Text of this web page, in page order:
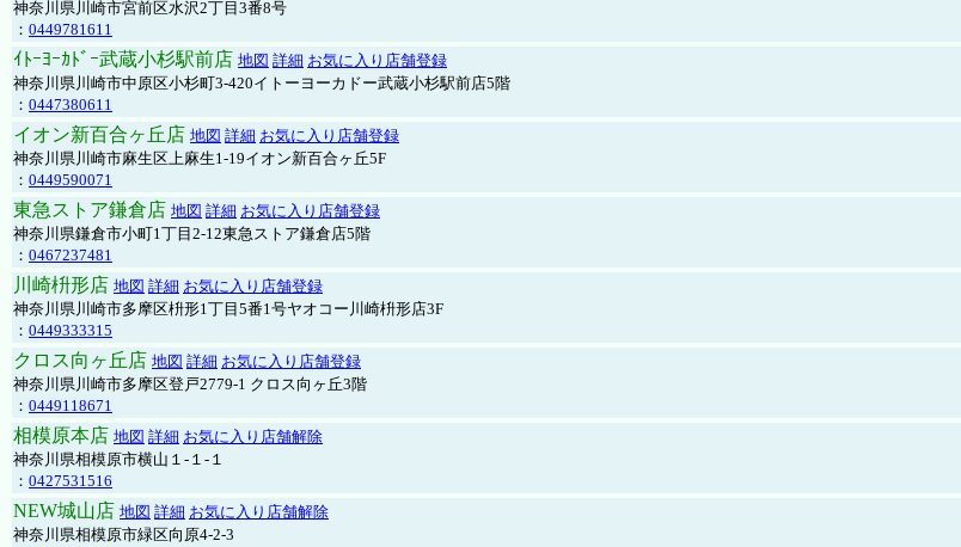
神奈川県川崎市宮前区水沢2丁目3番8号
： 0449781611
ｲﾄｰﾖｰｶﾄﾞｰ武蔵小杉駅前店 地図 詳細 お気に入り店舗登録
神奈川県川崎市中原区小杉町3-420イトーヨーカドー武蔵小杉駅前店5階
： 0447380611
イオン新百合ヶ丘店 地図 詳細 お気に入り店舗登録
神奈川県川崎市麻生区上麻生1-19イオン新百合ヶ丘5F
： 0449590071
東急ストア鎌倉店 地図 詳細 お気に入り店舗登録
神奈川県鎌倉市小町1丁目2-12東急ストア鎌倉店5階
： 0467237481
川崎枡形店 地図 詳細 お気に入り店舗登録
神奈川県川崎市多摩区枡形1丁目5番1号ヤオコー川崎枡形店3F
： 0449333315
クロス向ヶ丘店 地図 詳細 お気に入り店舗登録
神奈川県川崎市多摩区登戸2779-1 クロス向ヶ丘3階
： 0449118671
相模原本店 地図 詳細 お気に入り店舗解除
神奈川県相模原市横山１-１-１
： 0427531516
NEW城山店 地図 詳細 お気に入り店舗解除
神奈川県相模原市緑区向原4-2-3